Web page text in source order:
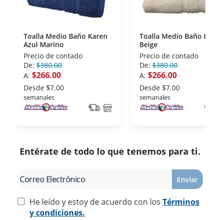
Toalla Medio Baño Karen
Azul Marino
Precio de contado
De: $380.00
A: $266.00
Desde $7.00
semanales
Toalla Medio Baño
Beige
Precio de contado
De: $380.00
A: $266.00
Desde $7.00
semanales
Entérate de todo lo que tenemos para ti.
Enviar
He leído y estoy de acuerdo con los Términos
y condiciones.